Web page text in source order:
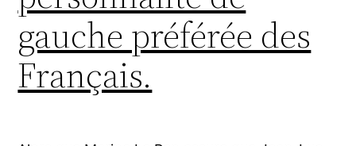
gauche préférée des
Français.